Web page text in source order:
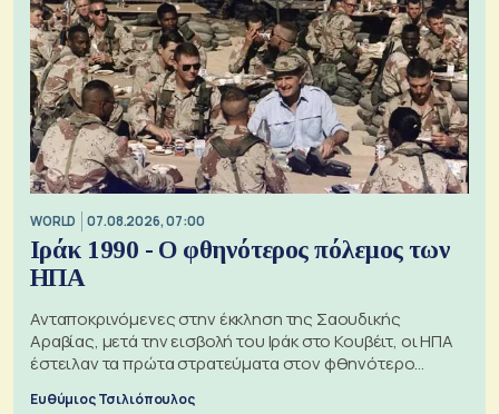
WORLD 07.08.2026, 07:00
Ιράκ 1990 - Ο φθηνότερος πόλεμος των
ΗΠΑ
Ανταποκρινόμενες στην έκκληση της Σαουδικής
Αραβίας, μετά την εισβολή του Ιράκ στο Κουβέιτ, οι ΗΠΑ
έστειλαν τα πρώτα στρατεύματα στον φθηνότερο
πόλεμο της ιστορίας τους
Ευθύμιος Τσιλιόπουλος